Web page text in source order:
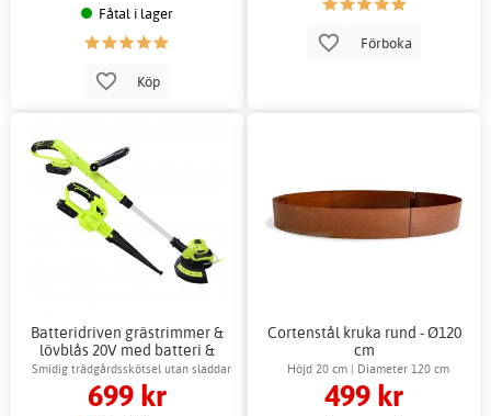
Fåtal i lager
Köp
Förboka
Batteridriven grästrimmer &
lövblås 20V med batteri &
laddare
Smidig trädgårdsskötsel utan sladdar
eller bensin
699 kr
Cortenstål kruka rund - Ø120
cm
Höjd 20 cm | Diameter 120 cm
499 kr